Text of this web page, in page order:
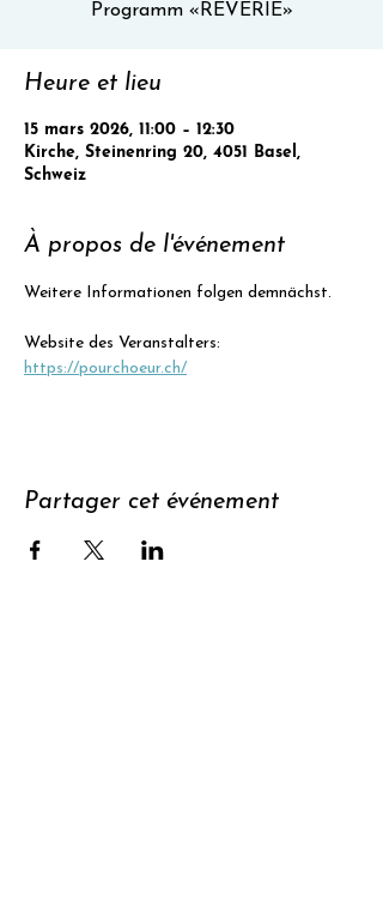
Programm «RÊVERIE»
Heure et lieu
15 mars 2026, 11:00 – 12:30
Kirche, Steinenring 20, 4051 Basel,
Schweiz
À propos de l'événement
Weitere Informationen folgen demnächst.
Website des Veranstalters:
https://pourchoeur.ch/
Partager cet événement